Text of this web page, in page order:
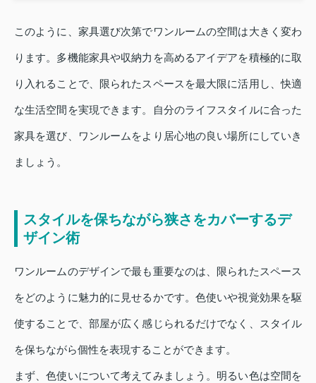
このように、家具選び次第でワンルームの空間は大きく変わ
ります。多機能家具や収納力を高めるアイデアを積極的に取
り入れることで、限られたスペースを最大限に活用し、快適
な生活空間を実現できます。自分のライフスタイルに合った
家具を選び、ワンルームをより居心地の良い場所にしていき
ましょう。
スタイルを保ちながら狭さをカバーするデ
ザイン術
ワンルームのデザインで最も重要なのは、限られたスペース
をどのように魅力的に見せるかです。色使いや視覚効果を駆
使することで、部屋が広く感じられるだけでなく、スタイル
を保ちながら個性を表現することができます。
まず、色使いについて考えてみましょう。明るい色は空間を